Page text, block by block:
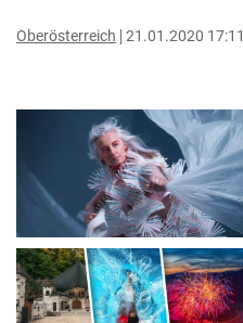
Oberösterreich 21.01.2020 17:11